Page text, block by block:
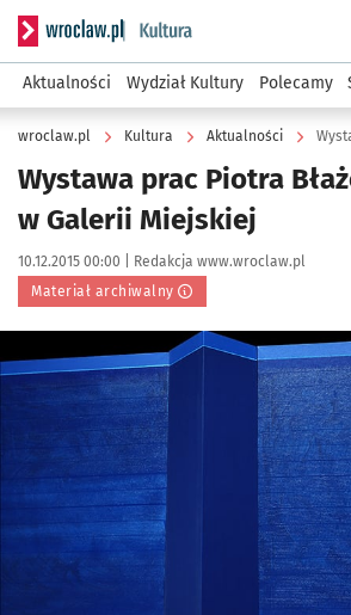
Serwis informacyjny wroclaw.pl
Aktualności Wydział Kultury Polecamy
wroclaw.pl Kultura Aktualności
Wystawa prac Piotra
w Galerii Miejskiej
Data publikacji:
10.12.2015 00:00 | Autor:
Redakcja www.wroclaw.pl
Materiał archiwalny
Kliknij, aby powiększyć